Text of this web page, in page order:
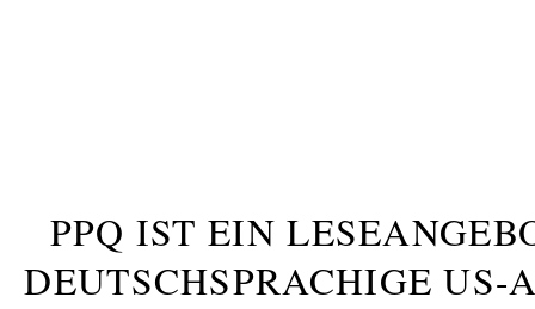
PPQ IST EIN
DEUTSCHSPRACHIGE US-